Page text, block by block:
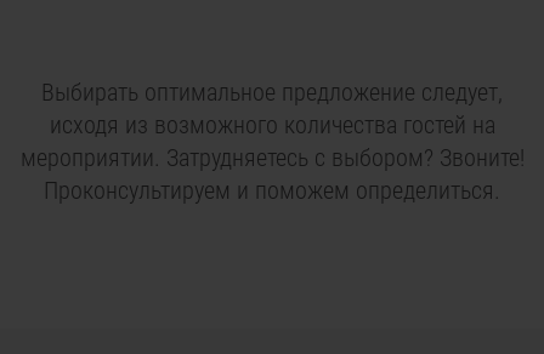
Выбирать оптимальное предложение следует,
исходя из возможного количества гостей на
мероприятии. Затрудняетесь с выбором? Звоните!
Проконсультируем и поможем определиться.